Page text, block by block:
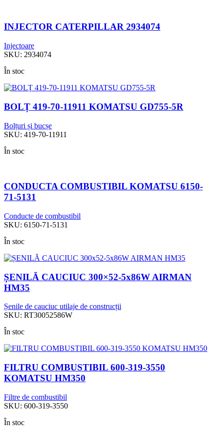
INJECTOR CATERPILLAR 2934074
Injectoare
SKU: 2934074
În stoc
BOLȚ 419-70-11911 KOMATSU GD755-5R
Bolțuri și bucșe
SKU: 419-70-11911
În stoc
CONDUCTA COMBUSTIBIL KOMATSU 6150-
71-5131
Conducte de combustibil
SKU: 6150-71-5131
În stoc
ȘENILĂ CAUCIUC 300×52-5x86W AIRMAN
HM35
Șenile de cauciuc utilaje de construcții
SKU: RT30052586W
În stoc
FILTRU COMBUSTIBIL 600-319-3550
KOMATSU HM350
Filtre de combustibil
SKU: 600-319-3550
În stoc